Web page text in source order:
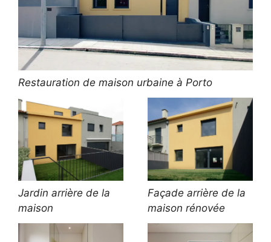
Restauration de maison urbaine à Porto
Jardin arrière de la
maison
Façade arrière de la
maison rénovée